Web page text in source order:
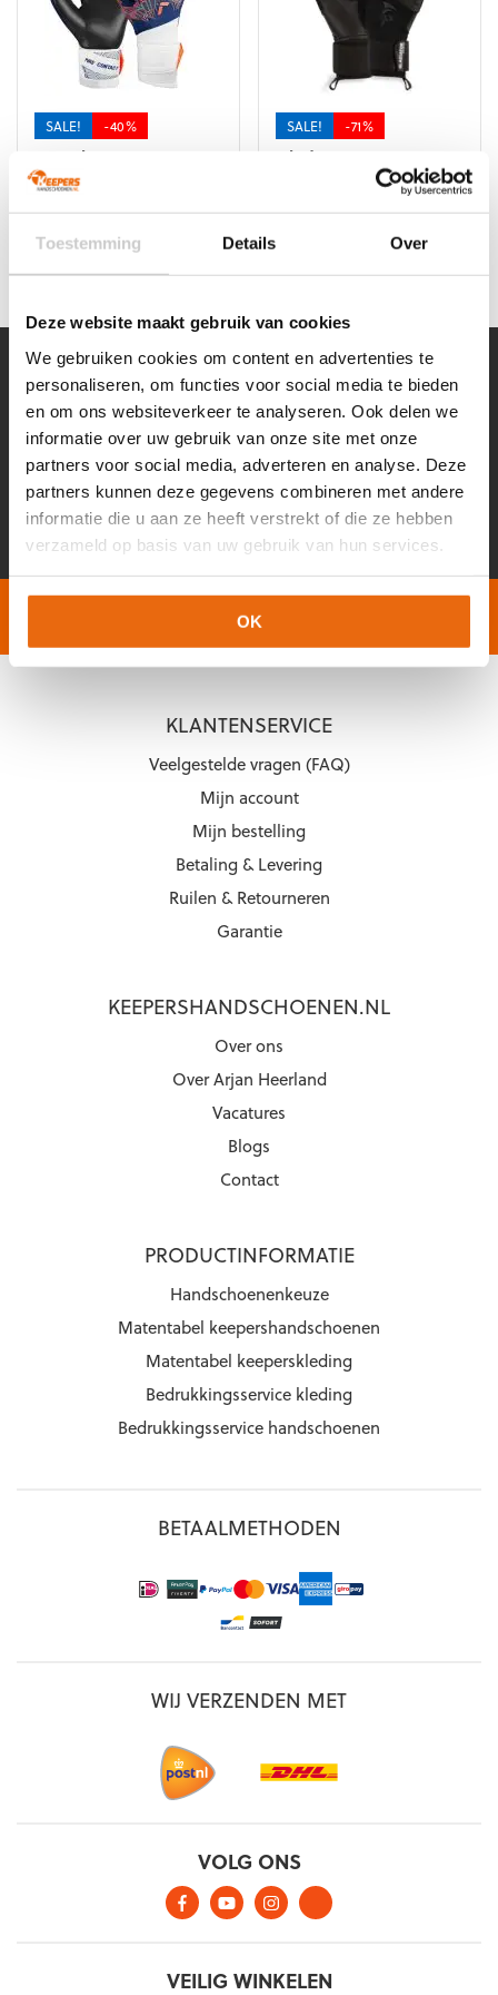
Toestemming Details Over
Deze website maakt gebruik van cookies
We gebruiken cookies om content en advertenties te
personaliseren, om functies voor social media te bieden
en om ons websiteverkeer te analyseren. Ook delen we
informatie over uw gebruik van onze site met onze
partners voor social media, adverteren en analyse. Deze
partners kunnen deze gegevens combineren met andere
informatie die u aan ze heeft verstrekt of die ze hebben
verzameld op basis van uw gebruik van hun services.
OK
gekozen
worden
productpagina
gekozen
productpagina
SALE! -40%
Reusch Pure Contact
Silver Junior
€49,95Oorspronkelijke
prijs
was:
€49,95.
€29,95Huidige
€29,95.
Dit
meerdere
variaties.
Deze
optie
kan
gekozen
worden
op
de
productpagina
SALE! -71%
Gladiator Sports
€69,95Oorspronkelijke
€69,95.
€19,95Huidige
prijs
is:
€19,95.
Dit
meerdere
variaties.
Deze
optie
kan
gekozen
worden
op
de
productpagina
MELD JE AAN VOOR ONZE NIEUWSBRIEF!
KORTINGEN, ADVIES, TIPS & TRICKS EN NOG VEEL MEER!
Voornaam* Achternaam*
E-
mailadres*
CAPTCHA
Gratis verzending vanaf €60,-
KLANTENSERVICE
Veelgestelde vragen (FAQ)
Mijn account
Mijn bestelling
Betaling & Levering
Ruilen & Retourneren
Garantie
KEEPERSHANDSCHOENEN.NL
Over ons
Over Arjan Heerland
Vacatures
Blogs
Contact
PRODUCTINFORMATIE
Handschoenenkeuze
Matentabel keepershandschoenen
Matentabel keeperskleding
Bedrukkingsservice kleding
Bedrukkingsservice handschoenen
BETAALMETHODEN
WIJ VERZENDEN MET